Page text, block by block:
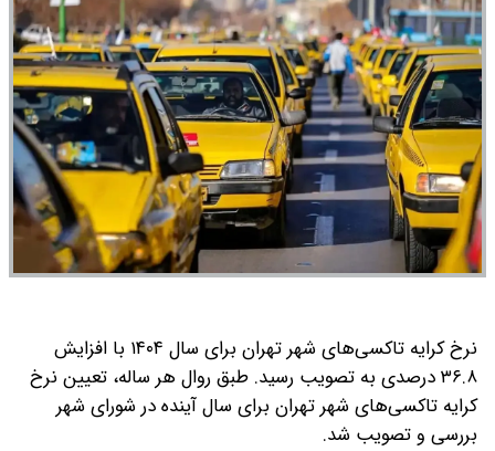
نرخ کرایه تاکسی‌های شهر تهران برای سال ۱۴۰۴ با افزایش
۳۶.۸ درصدی به تصویب رسید.
طبق روال هر ساله، تعیین نرخ
کرایه تاکسی‌های شهر تهران برای سال آینده در شورای شهر
بررسی و تصویب شد.